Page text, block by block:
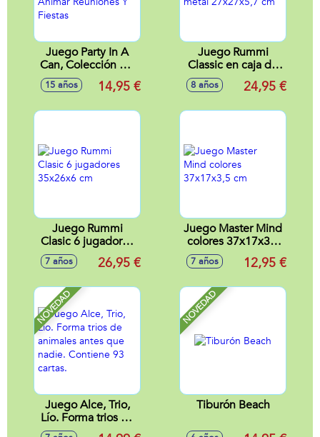
Juego Party In A
Can, Colección De
Retos Sociales Para
Animar Reuniones
15 años 14,95 €
Juego Rummi
Classic en caja de
metal 27x27x5,7
8 años 24,95 €
Juego Rummi
Clasic 6 jugadores
35x26x6 cm
7 años 26,95 €
Juego Master Mind
colores 37x17x3,5
7 años 12,95 €
NOVEDAD
Juego Alce, Trio,
Lío. Forma trios de
animales antes que
NOVEDAD
Tiburón Beach